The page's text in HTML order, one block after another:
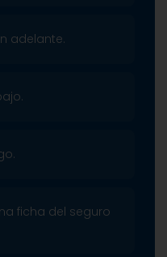
adelante.
ficha del seguro